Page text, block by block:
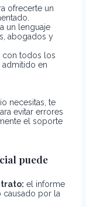
ofrecerte un
un lenguaje
abogados y
con todos los
admitido en
necesitas, te
evitar errores
el soporte
puede
el informe
causado por la